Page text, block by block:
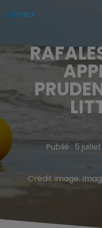
Publié : 5 juillet
Crédit image: